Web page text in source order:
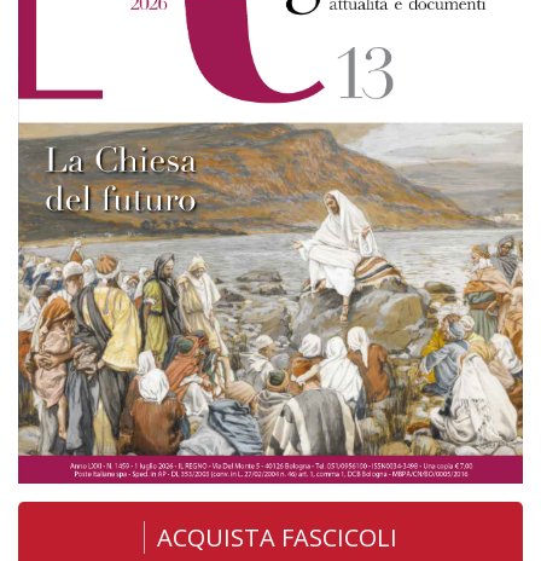
ACQUISTA FASCICOLI